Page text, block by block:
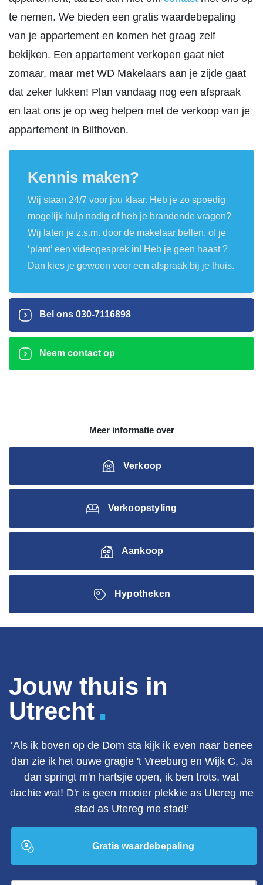
te nemen. We bieden een gratis waardebepaling
van je appartement en komen het graag zelf
bekijken. Een appartement verkopen gaat niet
zomaar, maar met WD Makelaars aan je zijde gaat
dat zeker lukken! Plan vandaag nog een afspraak
en laat ons je op weg helpen met de verkoop van je
appartement in Bilthoven.
Kennis maken?
Wij staan 24/7 voor jou klaar. Heb je zo spoedig
mogelijk hulp nodig of heb je brandende vragen?
Wij laten je z.s.m. door de makelaar bellen, of je
‘plant’ een videogesprek in! Heb je geen haast ?
Dan kies je gewoon voor een afspraak bij je thuis.
Bel ons 030-7116898
Neem contact op
Meer informatie over
Verkoop
Verkoopstyling
Aankoop
Hypotheken
Jouw thuis in
Utrecht.
‘Als ik boven op de Dom sta kijk ik even naar benee
dan zie ik het ouwe gragie 't Vreeburg en Wijk C, Ja
dan springt m'n hartsjie open, ik ben trots, wat
dachie wat! D'r is geen mooier plekkie as Utereg me
stad as Utereg me stad!’
Gratis waardebepaling